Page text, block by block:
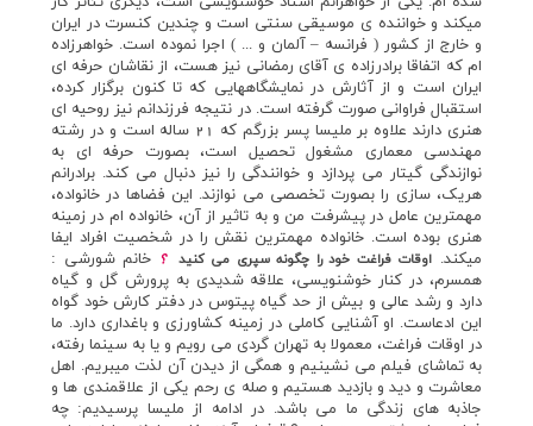
ميکند و خواننده ي موسيقي سنتي است و چندين کنسرت در ايران
و خارج از کشور ( فرانسه – آلمان و ... ) اجرا نموده است. خواهرزاده
ام که اتفاقا برادرزاده ي آقاي رمضاني نيز هست، از نقاشان حرفه اي
ايران است و از آثارش در نمايشگاههايي که تا کنون برگزار کرده،
استقبال فراواني صورت گرفته است. در نتيجه فرزندانم نيز روحيه اي
هنري دارند علاوه بر مليسا پسر بزرگم که 21 ساله است و در رشته
مهندسي معماري مشغول تحصيل است، بصورت حرفه اي به
نوازندگي گيتار مي پردازد و خوانندگي را نيز دنبال مي کند. برادرانم
هريک، سازي را بصورت تخصصي مي نوازند. اين فضاها در خانواده،
مهمترين عامل در پيشرفت من و به تاثير از آن، خانواده ام در زمينه
هنري بوده است. خانواده مهمترين نقش را در شخصيت افراد ايفا
ميکند. اوقات فراغت خود را چگونه سپري مي کنيد ؟ خانم شورشي :
همسرم، در کنار خوشنويسي، علاقه شديدي به پرورش گل و گياه
دارد و رشد عالي و بيش از حد گياه پيتوس در دفتر کارش خود گواه
اين ادعاست. او آشنايي کاملي در زمينه کشاورزي و باغداري دارد. ما
در اوقات فراغت، معمولا به تهران گردي مي رويم و يا به سينما رفته،
به تماشاي فيلم مي نشينيم و همگي از ديدن آن لذت ميبريم. اهل
معاشرت و ديد و بازديد هستيم و صله ي رحم يکي از علاقمندي ها و
جاذبه هاي زندگي ما مي باشد. در ادامه از مليسا پرسيديم: چه